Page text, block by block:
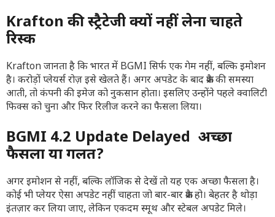
Krafton की स्ट्रैटेजी क्यों नहीं लेना चाहते
रिस्क
Krafton जानता है कि भारत में BGMI सिर्फ एक गेम नहीं, बल्कि इमोशन
है। करोड़ों प्लेयर्स रोज़ इसे खेलते हैं। अगर अपडेट के बाद क्रैश की समस्या
आती, तो कंपनी की इमेज को नुकसान होता। इसलिए उन्होंने पहले क्वालिटी
फिक्स को चुना और फिर रिलीज करने का फैसला लिया।
BGMI 4.2 Update Delayed अच्छा
फैसला या गलत?
अगर इमोशन से नहीं, बल्कि लॉजिक से देखें तो यह एक अच्छा फैसला है।
कोई भी प्लेयर ऐसा अपडेट नहीं चाहता जो बार-बार क्रैश हो। बेहतर है थोड़ा
इंतज़ार कर लिया जाए, लेकिन एकदम स्मूथ और स्टेबल अपडेट मिले।